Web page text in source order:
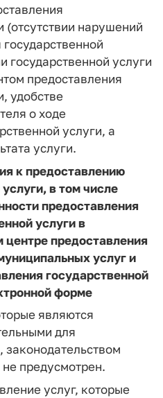
(отсутствии нарушений
государственной услуги
предоставления
удобстве
о ходе
услуги, а
услуги.
к предоставлению
в том числе
предоставления
услуги в
предоставления
услуг и
государственной
форме
являются
для
законодательством
предусмотрен.
услуг, которые